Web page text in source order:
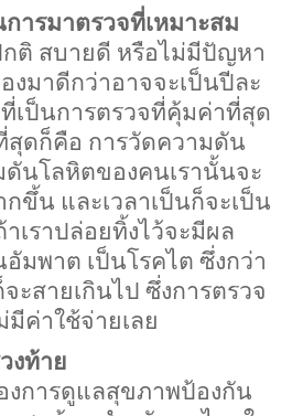
การมาตรวจที่เหมาะสม
กติ สบายดี หรือไม่มีปัญหา
งมาดีกว่าอาจจะเป็นปีละ
เป็นการตรวจที่คุ้มค่าที่สุด
สุดก็คือ การวัดความดัน
ดันโลหิตของคนเรานั้นจะ
ขึ้น และเวลาเป็นก็จะเป็น
เราปล่อยทิ้งไว้จะมีผล
มพาต เป็นโรคไต ซึ่งกว่า
ะสายเกินไป ซึ่งการตรวจ
ค่าใช้จ่ายเลย
งท้าย
งการดูแลสุขภาพป้องกัน